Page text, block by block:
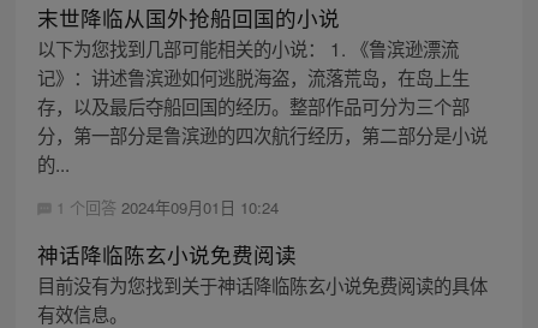
末世降临从国外抢船回国的小说
以下为您找到几部可能相关的小说： 1. 《鲁滨逊漂流
记》：讲述鲁滨逊如何逃脱海盗，流落荒岛，在岛上生
存，以及最后夺船回国的经历。整部作品可分为三个部
分，第一部分是鲁滨逊的四次航行经历，第二部分是小说
的...
1 个回答 2024年09月01日 10:24
神话降临陈玄小说免费阅读
目前没有为您找到关于神话降临陈玄小说免费阅读的具体
有效信息。